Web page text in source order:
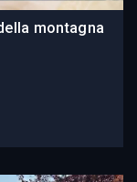
montagna